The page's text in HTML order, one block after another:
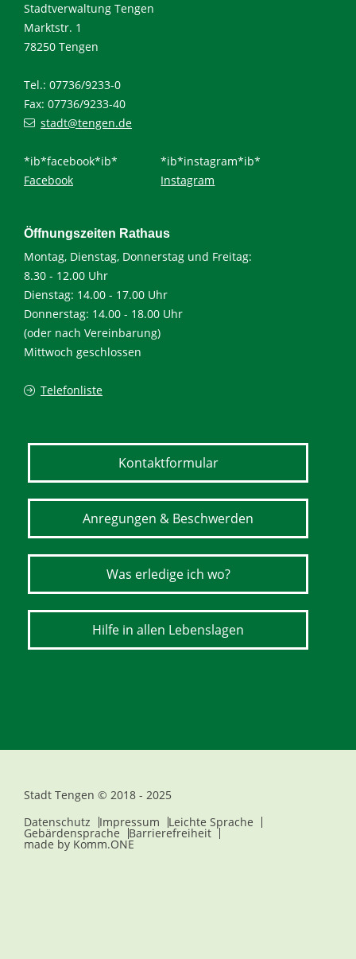
Stadtverwaltung Tengen
Marktstr. 1
78250 Tengen
Tel.: 07736/9233-0
Fax: 07736/9233-40
stadt@tengen.de
*ib*facebook*ib*
Facebook
*ib*instagram*ib*
Instagram
Öffnungszeiten Rathaus
Montag, Dienstag, Donnerstag und Freitag:
8.30 - 12.00 Uhr
Dienstag: 14.00 - 17.00 Uhr
Donnerstag: 14.00 - 18.00 Uhr
(oder nach Vereinbarung)
Mittwoch geschlossen
Telefonliste
Kontaktformular
Anregungen & Beschwerden
Was erledige ich wo?
Hilfe in allen Lebenslagen
Stadt Tengen © 2018 - 2025
Datenschutz
Impressum Leichte Sprache
Gebärdensprache Barrierefreiheit
made by Komm.ONE